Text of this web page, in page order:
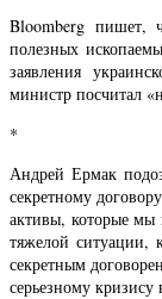
Bloomberg пишет,
полезных
заявления
министр посчитал
*
Андрей Ермак
секретному
активы, которые мы
тяжелой ситуации,
секретным
серьезному